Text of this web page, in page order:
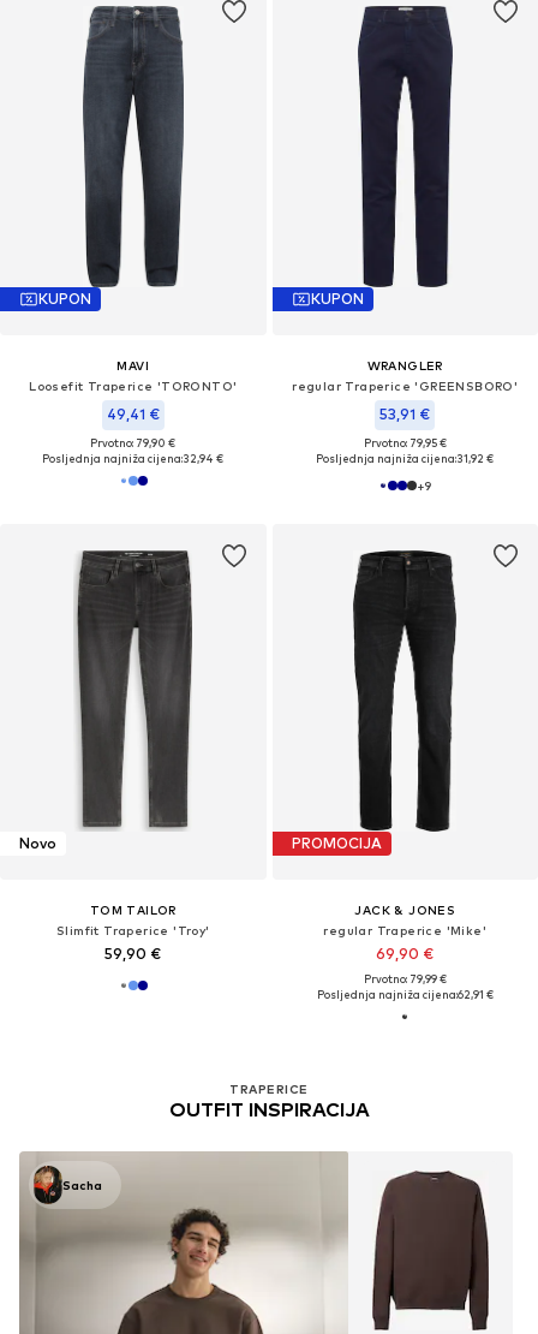
KUPON
MAVI
Loosefit Traperice 'TORONTO'
49,41 €
Prvotno: 79,90 €
Posljednja najniža cijena:32,94 €
KUPON
WRANGLER
regular Traperice 'GREENSBORO'
53,91 €
Prvotno: 79,95 €
Posljednja najniža cijena:31,92 €
+9
Novo
TOM TAILOR
Slimfit Traperice 'Troy'
59,90 €
PROMOCIJA
JACK & JONES
regular Traperice 'Mike'
69,90 €
Prvotno: 79,99 €
Posljednja najniža cijena:62,91 €
TRAPERICE
OUTFIT INSPIRACIJA
Sacha